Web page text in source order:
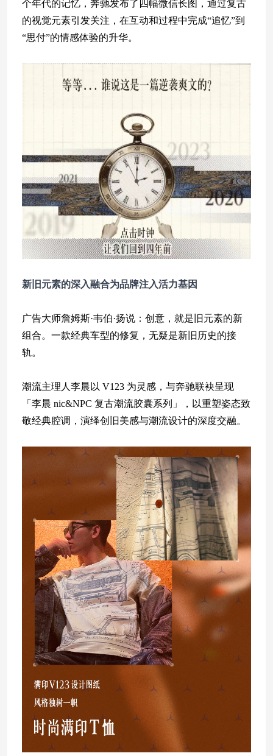
个年代的记忆，奔驰发布了四幅微信长图，通过复古
的视觉元素引发关注，在互动和过程中完成“追忆”到
“思付”的情感体验的升华。
新旧元素的深入融合为品牌注入活力基因
广告大师詹姆斯·韦伯·扬说：创意，就是旧元素的新
组合。一款经典车型的修复，无疑是新旧历史的接
轨。
潮流主理人李晨以 V123 为灵感，与奔驰联袂呈现
「李晨 nic&NPC 复古潮流胶囊系列」，以重塑姿态致
敬经典腔调，演绎创旧美感与潮流设计的深度交融。